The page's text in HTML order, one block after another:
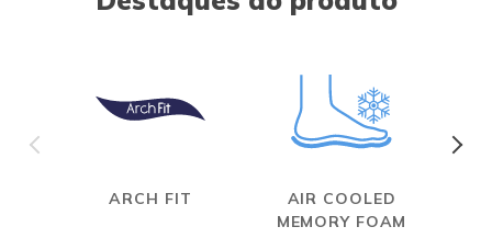
ARCH FIT
AIR COOLED
MEMORY FOAM